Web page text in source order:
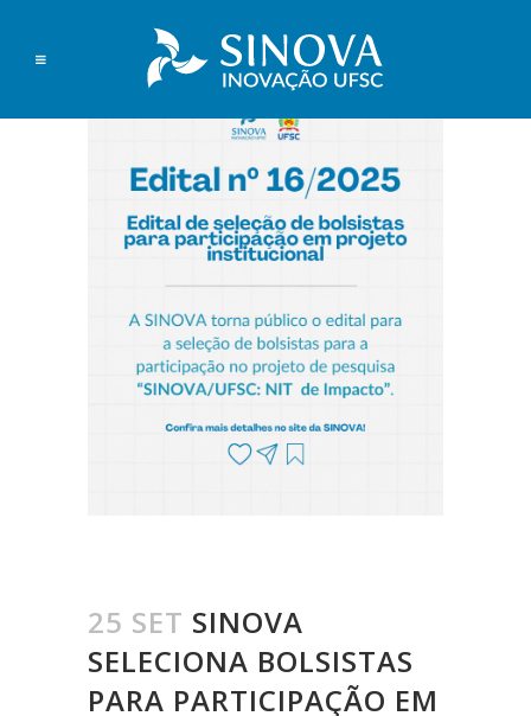
25 SET SINOVA
SELECIONA BOLSISTAS
PARA PARTICIPAÇÃO EM